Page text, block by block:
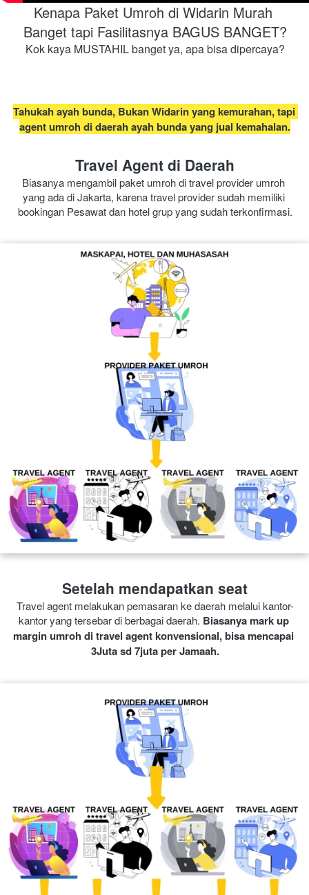
Kenapa Paket Umroh di Widarin Murah
Banget tapi Fasilitasnya BAGUS BANGET?
Kok kaya MUSTAHIL banget ya, apa bisa dipercaya?
Tahukah ayah bunda, Bukan Widarin yang kemurahan, tapi
agent umroh di daerah ayah bunda yang jual kemahalan.
Travel Agent di Daerah
Biasanya mengambil paket umroh di travel provider umroh
yang ada di Jakarta, karena travel provider sudah memiliki
bookingan Pesawat dan hotel grup yang sudah terkonfirmasi.
Setelah mendapatkan seat
Travel agent melakukan pemasaran ke daerah melalui kantor-
kantor yang tersebar di berbagai daerah. Biasanya mark up
margin umroh di travel agent konvensional, bisa mencapai
3Juta sd 7juta per Jamaah.